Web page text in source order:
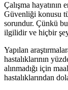
Çalışma hayatının
Güvenliği konusu
sorundur. Çünkü
ilgilidir ve hiçbir
Yapılan
hastalıklarının
alınmadığı için
hastalıklarından